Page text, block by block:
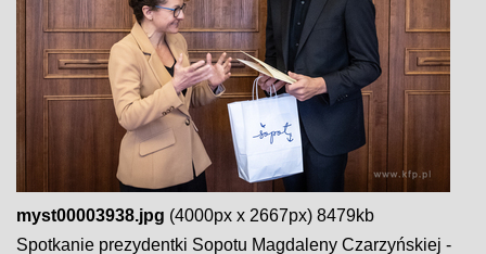
myst00003938.jpg (4000px x 2667px) 8479kb
Spotkanie prezydentki Sopotu Magdaleny Czarzyńskiej -